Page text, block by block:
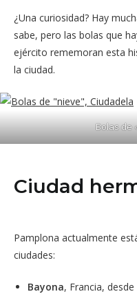
¿Una curiosidad? Hay
sabe, pero las bolas que
ejército rememoran esta
la ciudad.
Bolas de
Ciudad
Pamplona actualmente
ciudades:
Bayona, Francia,